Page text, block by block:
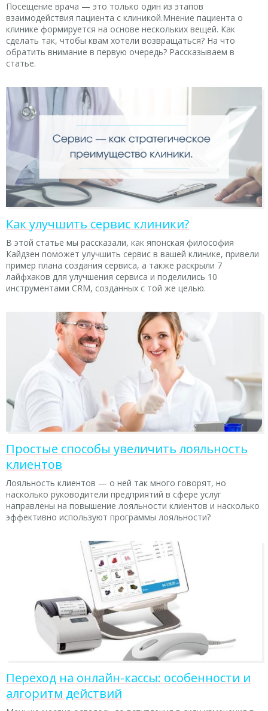
Посещение врача — это только один из этапов
взаимодействия пациента с клиникой.Мнение пациента о
клинике формируется на основе нескольких вещей. Как
сделать так, чтобы квам хотели возвращаться? На что
обратить внимание в первую очередь? Рассказываем в
статье.
Как улучшить сервис клиники?
В этой статье мы рассказали, как японская философия
Кайдзен поможет улучшить сервис в вашей клинике, привели
пример плана создания сервиса, а также раскрыли 7
лайфхаков для улучшения сервиса и поделились 10
инструментами CRM, созданных с той же целью.
Простые способы увеличить лояльность
клиентов
Лояльность клиентов — о ней так много говорят, но
насколько руководители предприятий в сфере услуг
направлены на повышение лояльности клиентов и насколько
эффективно используют программы лояльности?
Переход на онлайн-кассы: особенности и
алгоритм действий